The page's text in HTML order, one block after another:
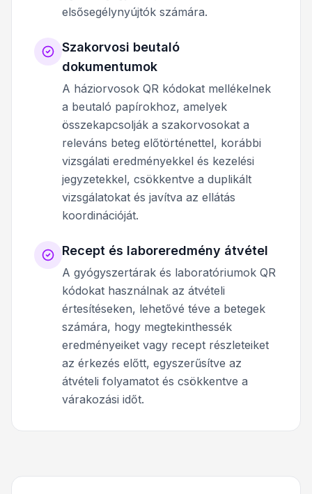
elsősegélynyújtók számára.
Szakorvosi beutaló
dokumentumok
A háziorvosok QR kódokat mellékelnek
a beutaló papírokhoz, amelyek
összekapcsolják a szakorvosokat a
releváns beteg előtörténettel, korábbi
vizsgálati eredményekkel és kezelési
jegyzetekkel, csökkentve a duplikált
vizsgálatokat és javítva az ellátás
koordinációját.
Recept és laboreredmény átvétel
A gyógyszertárak és laboratóriumok QR
kódokat használnak az átvételi
értesítéseken, lehetővé téve a betegek
számára, hogy megtekinthessék
eredményeiket vagy recept részleteiket
az érkezés előtt, egyszerűsítve az
átvételi folyamatot és csökkentve a
várakozási időt.